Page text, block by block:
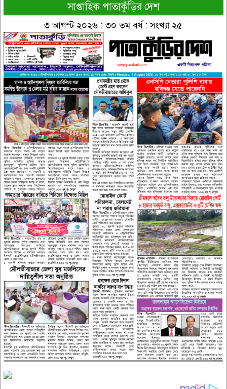
সাপ্তাহিক পাতাকুঁড়ির দেশ
৩ আগস্ট ২০২৬ : ৩০ তম বর্ষ : সংখ্যা ২৫